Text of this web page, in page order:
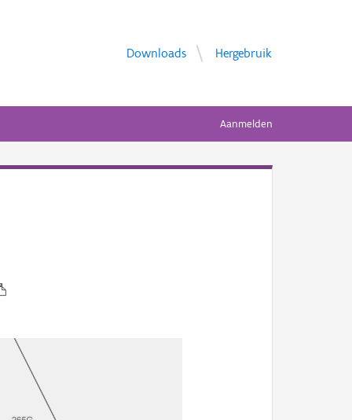
Downloads Hergebruik
Aanmelden